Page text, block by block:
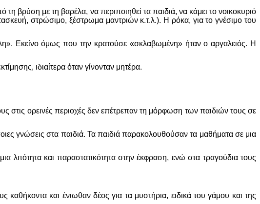
τη βρύση με τη βαρέλα, να περιποιηθεί τα παιδιά, να κάμει το νοικοκυριό
στρώσιμο, ξέστρωμα μαντριών κ.τ.λ.). Η ρόκα, για το γνέσιμο του
Εκείνο όμως που την κρατούσε «σκλαβωμένη» ήταν ο αργαλειός. Η
ιδιαίτερα όταν γίνονταν μητέρα.
στις ορεινές περιοχές δεν επέτρεπαν τη μόρφωση των παιδιών τους σε
γνώσεις στα παιδιά. Τα παιδιά παρακολουθούσαν τα μαθήματα σε μια
λιτότητα και παραστατικότητα στην έκφραση, ενώ στα τραγούδια τους
καθήκοντα και ένιωθαν δέος για τα μυστήρια, ειδικά του γάμου και της